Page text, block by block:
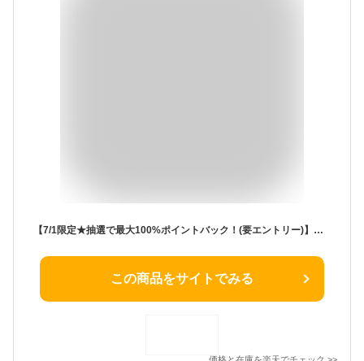
【7/1限定★抽選で最大100%ポイントバック！(要エントリー)】Maestraudio MA910SB 4.4mm スモークグレー マエストローディオ バランス接続 有線イヤホン カナル型 耳掛け型 シュア掛け リケーブル対応 日本製 イヤホン 有線 イヤモニ IEM ハイレゾ ポーチ付属 ハート型
この商品をサイトでみる